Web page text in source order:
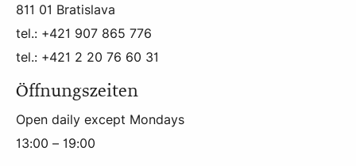
811 01 Bratislava
tel.: +421 907 865 776
tel.: +421 2 20 76 60 31
Öffnungszeiten
Open daily except Mondays
13:00 – 19:00